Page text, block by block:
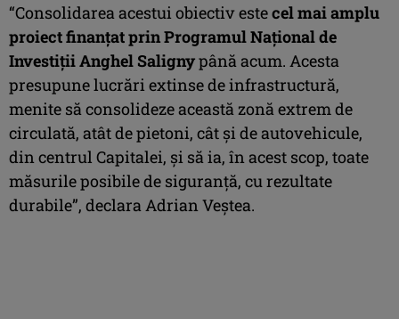
“Consolidarea acestui obiectiv estecel mai amplu
proiect finanțat prin Programul Național de
Investiții Anghel Salignypână acum. Acesta
presupune lucrări extinse de infrastructură,
menite să consolideze această zonă extrem de
circulată, atât de pietoni, cât și de autovehicule,
din centrul Capitalei, și să ia, în acest scop, toate
măsurile posibile de siguranță, cu rezultate
durabile”, declara Adrian Veștea.